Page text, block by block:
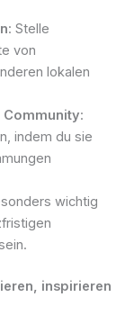
: Stelle
von
lokalen
:
indem du sie
wichtig
inspirieren